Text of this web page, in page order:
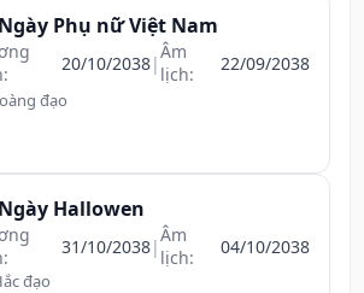
Ngày Phụ nữ Việt Nam
20/10/2038|Âm
lịch:
22/09/2038
đạo
Ngày Hallowen
31/10/2038|Âm
lịch:
04/10/2038
đạo